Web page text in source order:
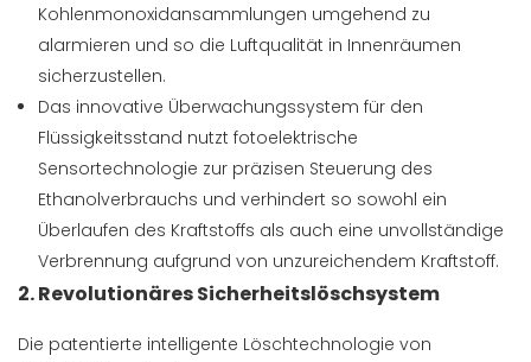
Kohlenmonoxidansammlungen umgehend zu
alarmieren und so die Luftqualität in Innenräumen
sicherzustellen.
Das innovative Überwachungssystem für den
Flüssigkeitsstand nutzt fotoelektrische
Sensortechnologie zur präzisen Steuerung des
Ethanolverbrauchs und verhindert so sowohl ein
Überlaufen des Kraftstoffs als auch eine unvollständige
Verbrennung aufgrund von unzureichendem Kraftstoff.
2. Revolutionäres Sicherheitslöschsystem
Die patentierte intelligente Löschtechnologie von